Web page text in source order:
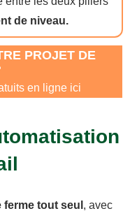
de niveau.
PROJET DE
en ligne ici
tout seul , avec